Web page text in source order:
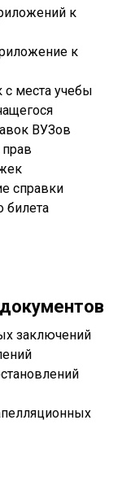
к
к
с места учебы
ВУЗов
прав
справки
билета
заключений